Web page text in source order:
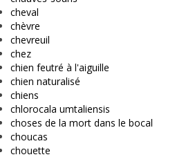
cheval
chèvre
chevreuil
chez
chien feutré à l'aiguille
chien naturalisé
chiens
chlorocala umtaliensis
choses de la mort dans le bocal
choucas
chouette